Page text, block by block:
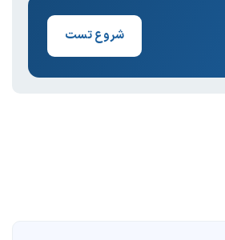
شروع تست